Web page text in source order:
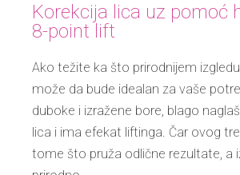
Korekcija lica uz pomoć
8-point lift
Ako težite ka što prirodnijem
može da bude idealan za vaše
duboke i izražene bore, blago
lica i ima efekat liftinga. Čar ovog
tome što pruža odlične rezultate, a